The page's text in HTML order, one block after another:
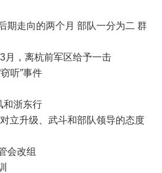
期走向的两个月 部队一分为二 群
月，离杭前军区给予一击
听”事件
和浙东行
对立升级、武斗和部队领导的态度
会改组